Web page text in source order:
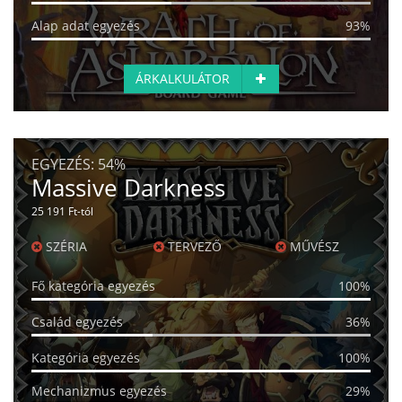
Alap adat egyezés 93%
ÁRKALKULÁTOR
EGYEZÉS: 54%
Massive Darkness
25 191 Ft-tól
SZÉRIA TERVEZŐ MŰVÉSZ
Fő kategória egyezés 100%
Család egyezés 36%
Kategória egyezés
100%
Mechanizmus egyezés
29%